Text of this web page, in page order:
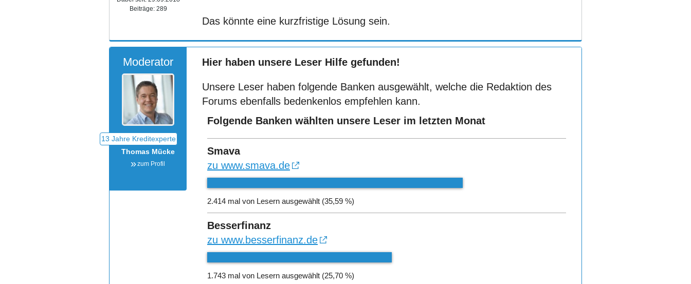
Beiträge: 289
Das könnte eine kurzfristige Lösung sein.
Moderator
Thomas Mücke
zum Profil
Hier haben unsere Leser Hilfe gefunden!
Unsere Leser haben folgende Banken ausgewählt, welche die Redaktion des
Forums ebenfalls bedenkenlos empfehlen kann.
Folgende Banken wählten unsere Leser im letzten Monat
Smava
zu www.smava.de
2.414 mal von Lesern ausgewählt (35,59 %)
Besserfinanz
zu www.besserfinanz.de
1.743 mal von Lesern ausgewählt (25,70 %)